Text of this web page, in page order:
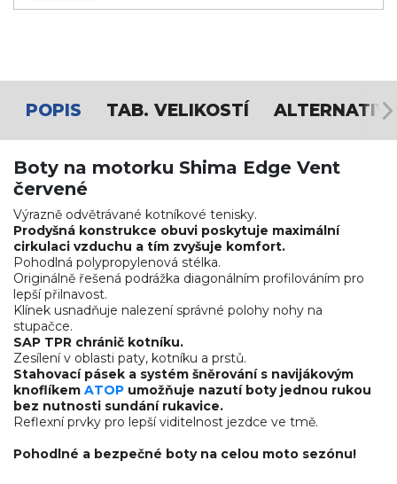
POPIS TAB. VELIKOSTÍ
Boty na motorku Shima Edge Vent
červené
Výrazně odvětrávané kotníkové tenisky.
Prodyšná konstrukce obuvi poskytuje maximální
cirkulaci vzduchu a tím zvyšuje komfort.
Pohodlná polypropylenová stélka.
Originálně řešená podrážka diagonálním profilováním pro
lepší přilnavost.
Klínek usnadňuje nalezení správné polohy nohy na
stupačce.
SAP TPR chránič kotníku.
Zesílení v oblasti paty, kotníku a prstů.
Stahovací pásek a systém šněrování s navijákovým
knoflíkem ATOP umožňuje nazutí boty jednou rukou
bez nutnosti sundání rukavice.
Reflexní prvky pro lepší viditelnost jezdce ve tmě.
Pohodlné a bezpečné boty na celou moto sezónu!